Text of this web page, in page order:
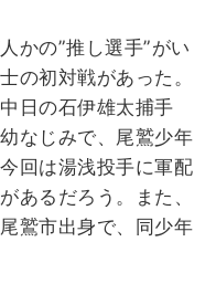
かの”推し選手”がい
の初対戦があった。
日の石伊雄太捕手
なじみで、尾鷲少年
回は湯浅投手に軍配
あるだろう。また、
鷲市出身で、同少年